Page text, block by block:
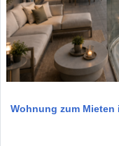
Wohnung zum Mieten